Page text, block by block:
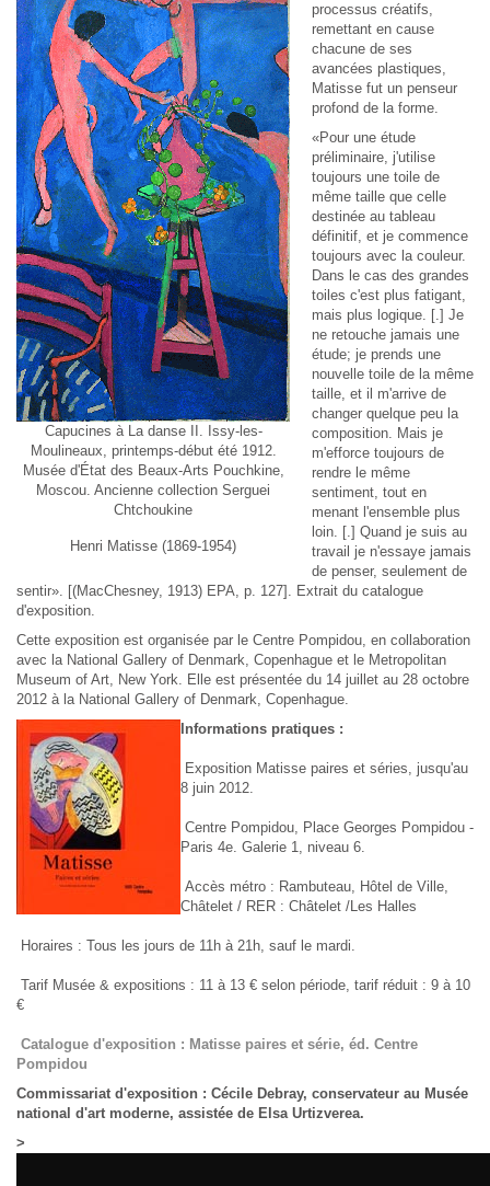
Capucines à La danse II. Issy-les-
Moulineaux, printemps-début été 1912.
Musée d'État des Beaux-Arts Pouchkine,
Moscou. Ancienne collection Serguei
Chtchoukine
Henri Matisse (1869-1954)
processus créatifs,
remettant en cause
chacune de ses
avancées plastiques,
Matisse fut un penseur
profond de la forme.
«Pour une étude
préliminaire, j'utilise
toujours une toile de
même taille que celle
destinée au tableau
définitif, et je commence
toujours avec la couleur.
Dans le cas des grandes
toiles c'est plus fatigant,
mais plus logique. [.] Je
ne retouche jamais une
étude; je prends une
nouvelle toile de la même
taille, et il m'arrive de
changer quelque peu la
composition. Mais je
m'efforce toujours de
rendre le même
sentiment, tout en
menant l'ensemble plus
loin. [.] Quand je suis au
travail je n'essaye jamais
de penser, seulement de
sentir». [(MacChesney, 1913) EPA, p. 127]. Extrait du catalogue
d'exposition.
Cette exposition est organisée par le Centre Pompidou, en collaboration
avec la National Gallery of Denmark, Copenhague et le Metropolitan
Museum of Art, New York. Elle est présentée du 14 juillet au 28 octobre
2012 à la National Gallery of Denmark, Copenhague.
Informations pratiques :
Exposition Matisse paires et séries, jusqu'au
8 juin 2012.
Centre Pompidou, Place Georges Pompidou -
Paris 4e. Galerie 1, niveau 6.
Accès métro : Rambuteau, Hôtel de Ville,
Châtelet / RER : Châtelet /Les Halles
Horaires : Tous les jours de 11h à 21h, sauf le mardi.
Tarif Musée & expositions : 11 à 13 € selon période, tarif réduit : 9 à 10
€
Catalogue d'exposition : Matisse paires et série, éd. Centre
Pompidou
Commissariat d'exposition : Cécile Debray, conservateur au Musée
national d'art moderne, assistée de Elsa Urtizverea.
>